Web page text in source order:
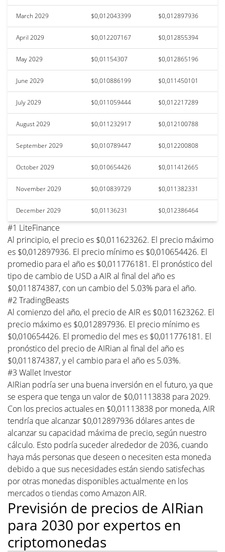
March 2029 $0,012043399 $0,012897936
April 2029 $0,012207167 $0,012855394
May 2029 $0,01154307 $0,012865196
June 2029 $0,010886199 $0,011450101
July 2029 $0,011059444 $0,012217289
August 2029 $0,011232917 $0,012100788
September 2029 $0,010789447 $0,012200808
October 2029 $0,010654426 $0,011412665
November 2029 $0,010839729 $0,011382331
December 2029 $0,01136231 $0,012386464
#1 LiteFinance
Al principio, el precio es $0,011623262. El precio máximo
es $0,012897936. El precio mínimo es $0,010654426. El
promedio para el año es $0,011776181. El pronóstico del
tipo de cambio de USD a AIR al final del año es
$0,011874387, con un cambio del 5.03% para el año.
#2 TradingBeasts
Al comienzo del año, el precio de AIR es $0,011623262. El
precio máximo es $0,012897936. El precio mínimo es
$0,010654426. El promedio del mes es $0,011776181. El
pronóstico del precio de AIRian al final del año es
$0,011874387, y el cambio para el año es 5.03%.
#3 Wallet Investor
AIRian podría ser una buena inversión en el futuro, ya que
se espera que tenga un valor de $0,01113838 para 2029.
Con los precios actuales en $0,01113838 por moneda, AIR
tendría que alcanzar $0,012897936 dólares antes de
alcanzar su capacidad máxima de precio, según nuestro
cálculo. Esto podría suceder alrededor de 2036, cuando
haya más personas que deseen o necesiten esta moneda
debido a que sus necesidades están siendo satisfechas
por otras monedas disponibles actualmente en los
mercados o tiendas como Amazon AIR.
Previsión de precios de AIRian
para 2030 por expertos en
criptomonedas